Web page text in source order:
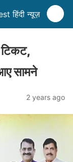
हिंदी न्यूज़
टिकट,
सामने
2 years ago